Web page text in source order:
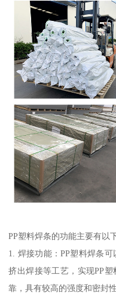
PP塑料焊条的功能主要有以
1. 焊接功能：PP塑料焊条
挤出焊接等工艺，实现PP
靠，具有较高的强度和密封性